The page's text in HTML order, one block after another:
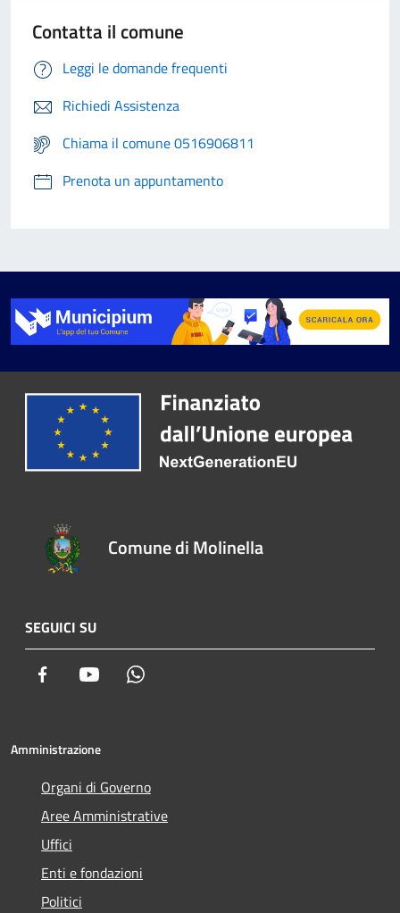
Contatta il comune
Leggi le domande frequenti
Richiedi Assistenza
Chiama il comune 0516906811
Prenota un appuntamento
Comune di Molinella
SEGUICI SU
Facebook Youtube
Amministrazione
Organi di Governo
Aree Amministrative
Uffici
Enti e fondazioni
Politici